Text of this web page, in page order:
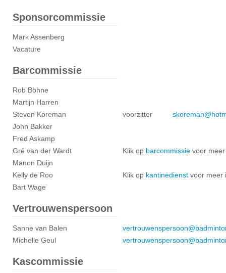
Sponsorcommissie
Mark Assenberg
Vacature
Barcommissie
Rob Böhne
Martijn Harren
Steven Koreman
voorzitter
John Bakker
Fred Askamp
Gré van der Wardt
Klik op barcommissie voor
Manon Duijn
Kelly de Roo
Klik op kantinedienst voor meer
Bart Wage
Vertrouwenspersoon
Sanne van Balen vertrouwenspersoon@
Michelle Geul
Kascommissie